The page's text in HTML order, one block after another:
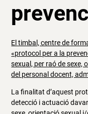
El timbal, centre de
«protocol per a la
sexual, per raó de sexe,
del personal docent,
La finalitat d’aquest
detecció i actuació